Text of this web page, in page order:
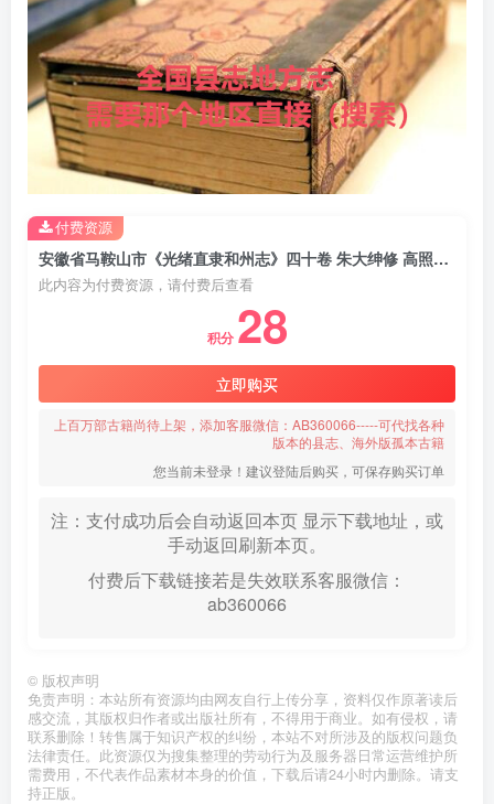
安徽省马鞍山市《光绪直隶和州志》四十卷 朱大绅修 高照纂PDF电子版地方志下载
此内容为付费资源，请付费后查看
积分 28
立即购买
上百万部古籍尚待上架，添加客服微信：AB360066-----可代找各种
版本的县志、海外版孤本古籍
您当前未登录！建议登陆后购买，可保存购买订单
注：支付成功后会自动返回本页 显示下载地址，或
手动返回刷新本页。
付费后下载链接若是失效联系客服微信：
ab360066
付费资源
© 版权声明
免责声明：本站所有资源均由网友自行上传分享，资料仅作原著读后
感交流，其版权归作者或出版社所有，不得用于商业。如有侵权，请
联系删除！转售属于知识产权的纠纷，本站不对所涉及的版权问题负
法律责任。此资源仅为搜集整理的劳动行为及服务器日常运营维护所
需费用，不代表作品素材本身的价值，下载后请24小时内删除。请支
持正版。